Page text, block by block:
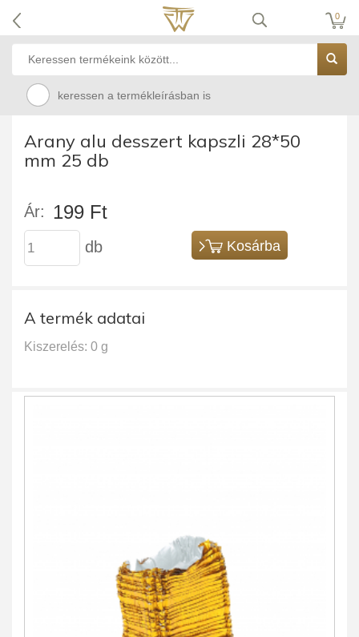
0
keressen a termékleírásban is
Arany alu desszert kapszli 28*50
mm 25 db
Ár: 199 Ft
db Kosárba
A termék adatai
Kiszerelés: 0 g